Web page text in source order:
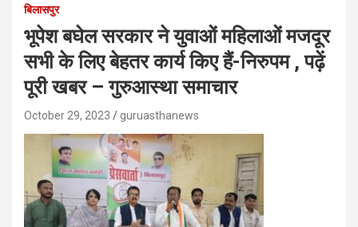
बिलासपुर
भूपेश बघेल सरकार ने युवाओं महिलाओं मजदूर
सभी के लिए बेहतर कार्य किए हैं-निरुपम , पढ़ें
पूरी खबर – गुरुआस्था समाचार
October 29, 2023 guruasthanews